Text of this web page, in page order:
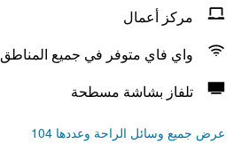
مركز أعمال
واي فاي متوفر في جميع المناطق
تلفاز بشاشة مسطحة
عرض جميع وسائل الراحة وعددها 104